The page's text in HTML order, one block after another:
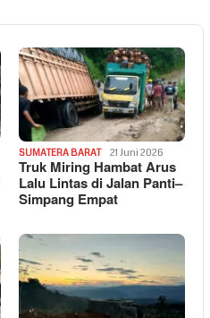
SUMATERA BARAT 21 Juni 2026
Truk Miring Hambat Arus
Lalu Lintas di Jalan Panti–
Simpang Empat